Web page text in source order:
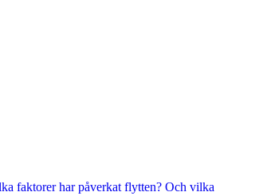
faktorer har påverkat flytten? Och vilka